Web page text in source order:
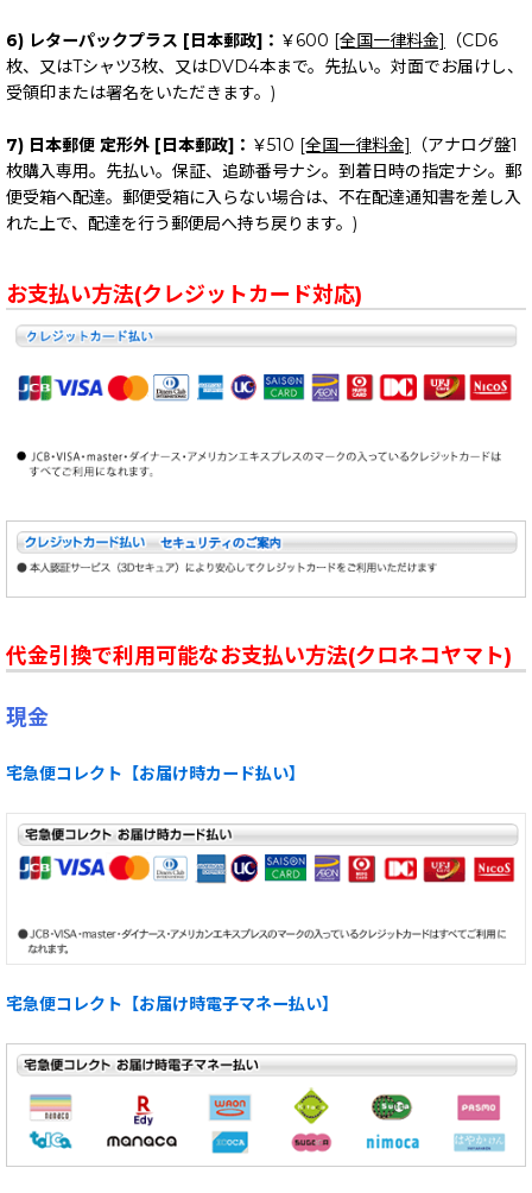
6) レターパックプラス [日本郵政]： ￥600 [全国一律料金]
（CD6
枚、又はTシャツ3枚、又はDVD4本まで。先払い。対面でお届けし、
受領印または署名をいただきます。)
7) 日本郵便 定形外 [日本郵政]： ￥510 [全国一律料金]
（アナログ盤1
枚購入専用。先払い。保証、追跡番号ナシ。到着日時の指定ナシ。郵
便受箱へ配達。郵便受箱に入らない場合は、不在配達通知書を差し入
れた上で、配達を行う郵便局へ持ち戻ります。)
お支払い方法(クレジットカード対応)
代金引換で利用可能なお支払い方法(クロネコヤマト)
現金
宅急便コレクト【お届け時カード払い】
宅急便コレクト【お届け時電子マネー払い】